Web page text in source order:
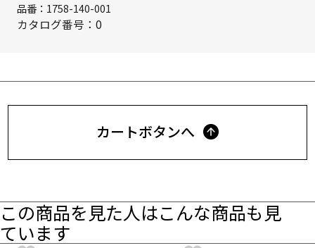
品番： 1758-140-001
カタログ番号：0
カートボタンへ
この商品を見た人はこんな商品も見
ています